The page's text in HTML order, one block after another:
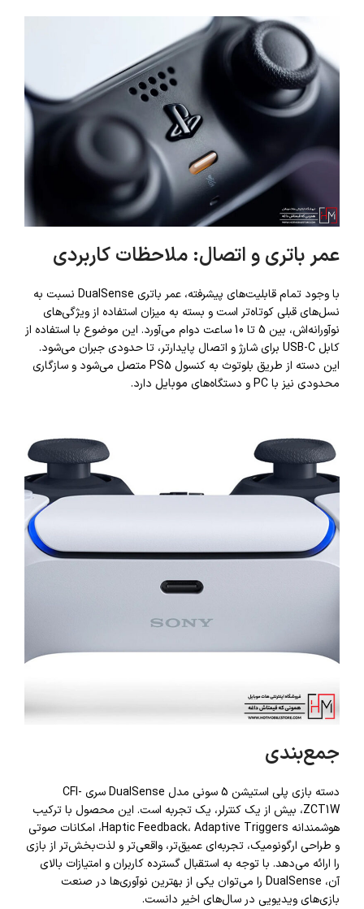
عمر باتری و اتصال: ملاحظات کاربردی
با وجود تمام قابلیت‌های پیشرفته، عمر باتری DualSense نسبت به
نسل‌های قبلی کوتاه‌تر است و بسته به میزان استفاده از ویژگی‌های
نوآورانه‌اش، بین 5 تا 10 ساعت دوام می‌آورد. این موضوع با استفاده از
کابل USB-C برای شارژ و اتصال پایدارتر، تا حدودی جبران می‌شود.
این دسته از طریق بلوتوث به کنسول PS5 متصل می‌شود و سازگاری
محدودی نیز با PC و دستگاه‌های
موبایل دارد.
جمع‌بندی
دسته بازی پلی استیشن 5 سونی مدل DualSense سری CFI-
ZCT1W، بیش از یک کنترلر، یک تجربه است. این محصول با ترکیب
هوشمندانه Haptic Feedback، Adaptive Triggers، امکانات صوتی
و طراحی ارگونومیک، تجربه‌ای عمیق‌تر، واقعی‌تر و لذت‌بخش‌تر از بازی
را ارائه می‌دهد. با توجه به استقبال گسترده کاربران و امتیازات بالای
آن، DualSense را می‌توان یکی از بهترین نوآوری‌ها در صنعت
بازی‌های ویدیویی در سال‌های اخیر دانست.